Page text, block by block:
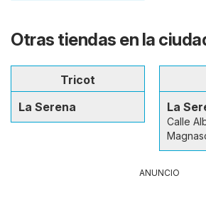
Otras tiendas en la
Tricot
La Serena
La
Calle
ANUNCIO